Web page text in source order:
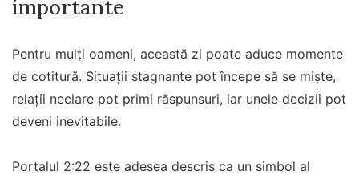
importante
Pentru mulți oameni, această zi poate aduce momente
de cotitură. Situații stagnante pot începe să se miște,
relații neclare pot primi răspunsuri, iar unele decizii pot
deveni inevitabile.
Portalul 2:22 este adesea descris ca un simbol al